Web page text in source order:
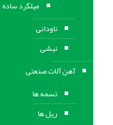
میلگرد ساده
ناودانی
نبشی
آهن آلات صنعتی
تسمه ها
ریل ها